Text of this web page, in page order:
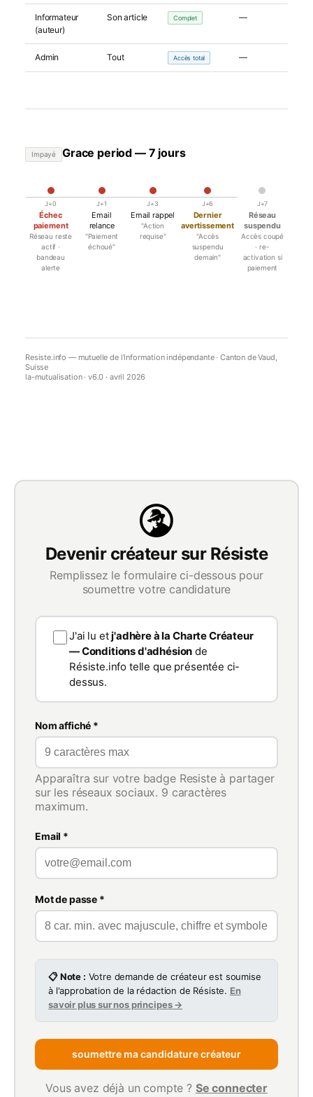
Informateur
(auteur)
Son article Complet —
Admin Tout Accès total —
Impayé Grace period — 7 jours
J+0
Échec
paiement
Réseau reste
actif ·
bandeau
alerte
J+1
Email
relance
"Paiement
échoué"
J+3
Email rappel
"Action
requise"
J+6
Dernier
avertissement
"Accès
suspendu
demain"
J+7
Réseau
suspendu
Accès coupé
· re-
activation si
paiement
Resiste.info — mutuelle de l'information indépendante · Canton de Vaud,
Suisse
la-mutualisation · v6.0 · avril 2026
Devenir créateur sur Résiste
Remplissez le formulaire ci-dessous pour
soumettre votre candidature
J'ai lu etj'adhère à la Charte Créateur
— Conditions d'adhésion de
Résiste.info telle que présentée ci-
dessus.
Nom affiché *
Apparaîtra sur votre badge Resiste à partager
sur les réseaux sociaux. 9 caractères
maximum.
Email *
Mot de passe *
📋 Note : Votre demande de créateur est soumise
à l'approbation de la rédaction de Résiste. En
savoir plus sur nos principes →
soumettre ma candidature créateur
Vous avez déjà un compte ? Se connecter